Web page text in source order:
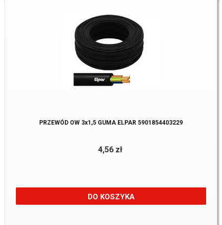
PRZEWÓD OW 3x1,5 GUMA ELPAR 5901854403229
4,56 zł
DO KOSZYKA